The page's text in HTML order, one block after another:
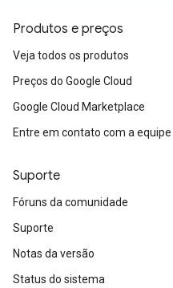
Produtos e preços
Veja todos os produtos
Preços do Google Cloud
Google Cloud Marketplace
Entre em contato com a equipe
Suporte
Fóruns da comunidade
Suporte
Notas da versão
Status do sistema